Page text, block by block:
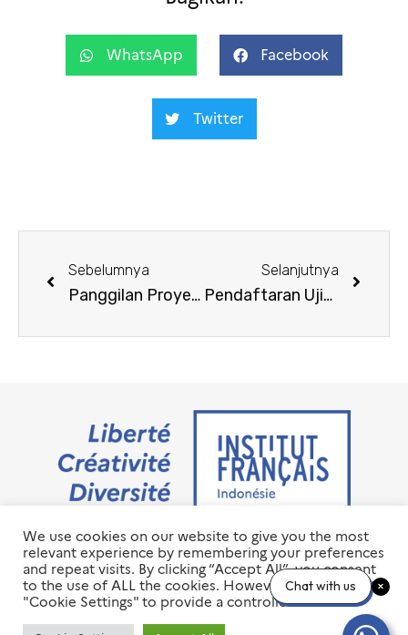
WhatsApp Facebook
Twitter
Sebelumnya
Panggilan Proyek Penelitian Prix Tremplin ASEAN 2022-2023
Selanjutnya
Pendaftaran Ujian DELF/DALF Sesi November 2022 Telah Dibuka!
Jalan M.H. Thamrin No. 20 Jakarta Pusat 10350
+6221 23 55 79 00
info@ifi-id.com
© 2020 All Right Reserved
INSTITUT FRANÇAIS D’INDONÉSIE – IFI
We use cookies on our website to give you the most
relevant experience by remembering your preferences
and repeat visits. By clicking “Accept All”, you consent
to the use of ALL the cookies. However, you may visit
"Cookie Settings" to provide a controlled consent.
Chat with us